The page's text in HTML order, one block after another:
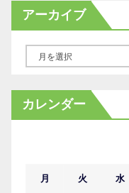
アーカイブ
カ
イ
カレンダー
月 火 水